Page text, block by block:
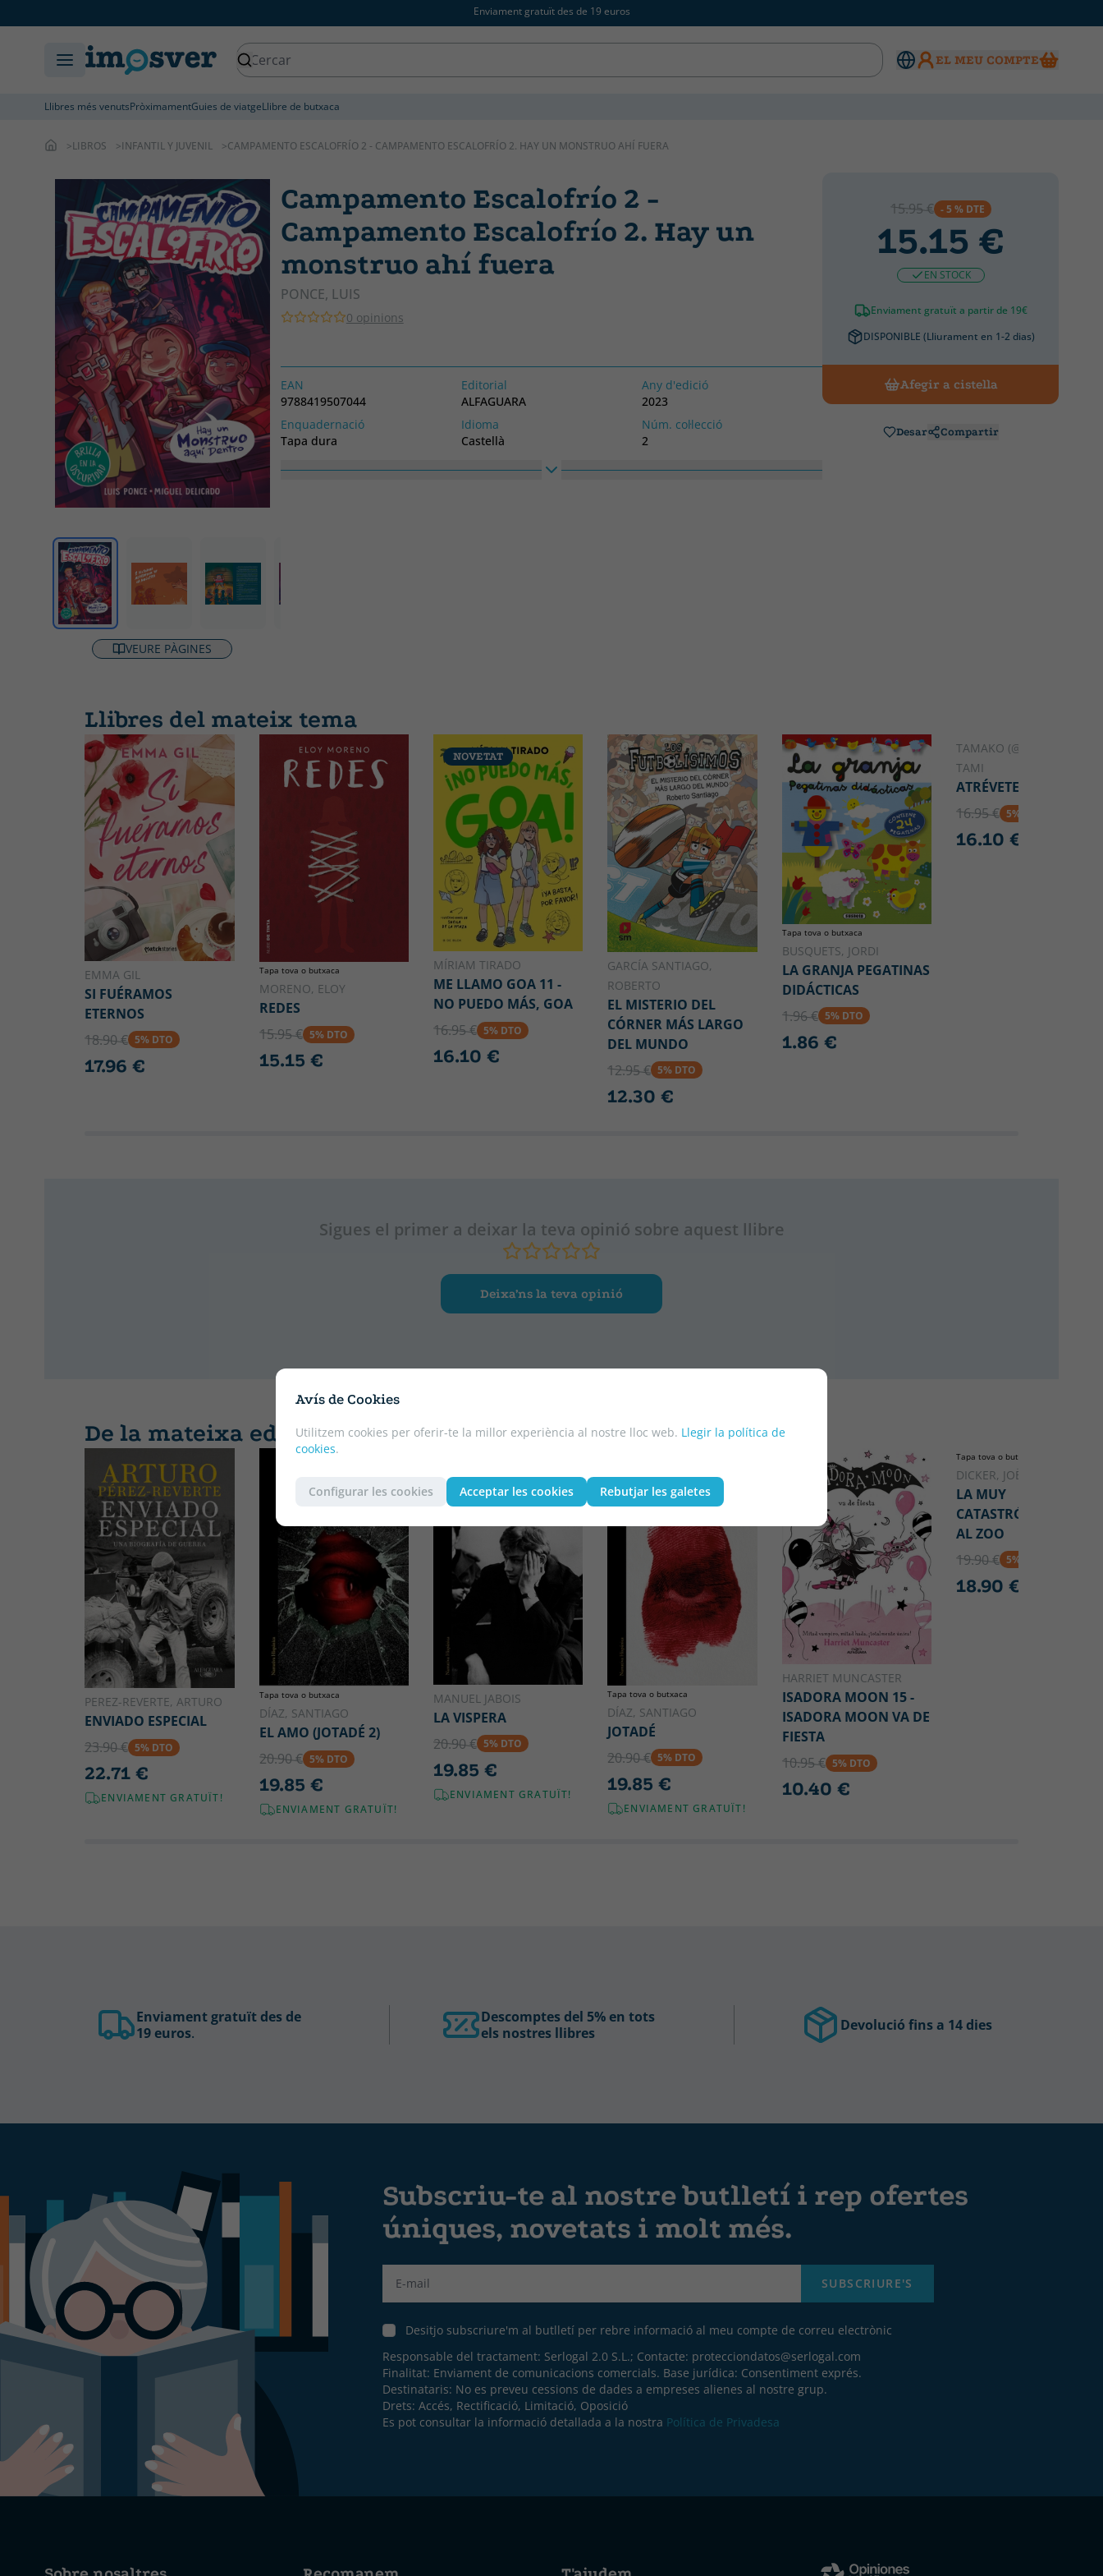
Enviament gratuït des de 19 euros
EL MEU COMPTE
Llibres més venutsPròximamentGuies de viatgeLlibre de butxaca
Avís de Cookies
Utilitzem cookies per oferir-te la millor experiència al nostre lloc web. Llegir la política de
cookies.
Configurar les cookies Acceptar les cookies Rebutjar les galetes
LIBROS INFANTIL Y JUVENIL CAMPAMENTO ESCALOFRÍO 2 - CAMPAMENTO ESCALOFRÍO 2. HAY UN MONSTRUO AHÍ FUERA
VEURE PÀGINES
Campamento Escalofrío 2 -
Campamento Escalofrío 2. Hay un
monstruo ahí fuera
PONCE, LUIS
0 opinions
EAN
9788419507044
Editorial
ALFAGUARA
Any d'edició
2023
Enquadernació
Tapa dura
Idioma
Castellà
Núm. col·lecció
2
15.95 € - 5 % DTE
15.15 €
EN STOCK
Enviament gratuït a partir de 19€
DISPONIBLE (Lliurament en 1-2 dias)
Afegir a cistella
Desar Compartir
Llibres del mateix tema
EMMA GIL
SI FUÉRAMOS
ETERNOS
18.90 € 5% DTO
17.96 €
Tapa tova o butxaca
MORENO, ELOY
REDES
15.95 € 5% DTO
15.15 €
NOVETAT
MÍRIAM TIRADO
ME LLAMO GOA 11 -
NO PUEDO MÁS, GOA
16.95 € 5% DTO
16.10 €
GARCÍA SANTIAGO,
ROBERTO
EL MISTERIO DEL
CÓRNER MÁS LARGO
DEL MUNDO
12.95 € 5% DTO
12.30 €
Tapa tova o butxaca
BUSQUETS, JORDI
LA GRANJA PEGATINAS
DIDÁCTICAS
1.96 € 5% DTO
1.86 €
TAMAKO
TAMI
ATRÉVETE A BRILLAR
16.95 € 5% DTO
16.10 €
Sigues el primer a deixar la teva opinió sobre aquest llibre
Deixa’ns la teva opinió
De la mateixa editorial
PEREZ-REVERTE, ARTURO
ENVIADO ESPECIAL
23.90 € 5% DTO
22.71 €
ENVIAMENT GRATUÏT!
Tapa tova o butxaca
DÍAZ, SANTIAGO
EL AMO (JOTADÉ 2)
20.90 € 5% DTO
19.85 €
ENVIAMENT GRATUÏT!
MANUEL JABOIS
LA VISPERA
20.90 € 5% DTO
19.85 €
ENVIAMENT GRATUÏT!
Tapa tova o butxaca
DÍAZ, SANTIAGO
JOTADÉ
20.90 € 5% DTO
19.85 €
ENVIAMENT GRATUÏT!
HARRIET MUNCASTER
ISADORA MOON 15 -
ISADORA MOON VA DE
FIESTA
10.95 € 5% DTO
10.40 €
Tapa tova o butxaca
DICKER, JOËL
LA MUY
CATASTRÓFICA VISITA
AL ZOO
19.90 € 5% DTO
18.90 €
Enviament gratuït des de
19 euros.
Descomptes del 5% en tots
els nostres llibres
Devolució fins a 14 dies
Subscriu-te al nostre butlletí i rep ofertes
úniques, novetats i molt més.
SUBSCRIURE'S
Desitjo subscriure'm al butlletí per rebre informació al meu compte de correu electrònic
Responsable del tractament: Serlogal 2.0 S.L.; Contacte: protecciondatos@serlogal.com
Finalitat: Enviament de comunicacions comercials. Base jurídica: Consentiment exprés.
Destinataris: No es preveu cessions de dades a empreses alienes al nostre grup.
Drets: Accés, Rectificació, Limitació, Oposició
Es pot consultar la informació detallada a la nostra Política de Privadesa